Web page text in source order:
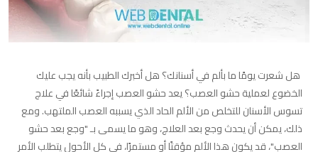
هل شعرت يومًا ما بألم في أسنانك؟ هل أخبرك الطبيب بأنه يجب عليك
الخضوع لعملية حشو العصب؟ يعد حشو العصب إجراءً شائعًا في علاج
تسوس الأسنان للتخلص من الألم الحاد الذي يسببه العصب الملتهب. ومع
ذلك، يمكن أن يحدث وجع بعد العلاج، وهو ما يسمى بـ "وجع بعد حشو
العصب"، قد يكون هذا الألم مؤقتًا أو مستمرًا، في كل الأحول يتطلب الأمر